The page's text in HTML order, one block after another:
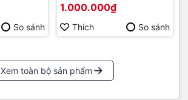
So sánh
1.000.000₫
Thích So sánh
Xem toàn bộ sản phẩm